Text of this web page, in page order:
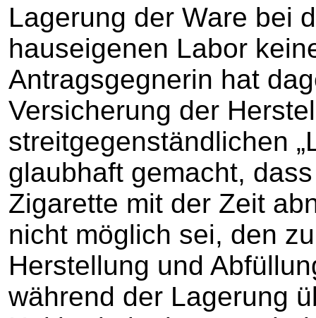
Lagerung der Ware bei
hauseigenen Labor
Antragsgegnerin hat
Versicherung der
streitgegenständlichen
glaubhaft gemacht,
Zigarette mit der Zeit
nicht möglich sei, den
Herstellung und
während der Lagerung